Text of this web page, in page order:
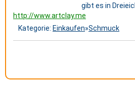
gibt es in
http://www.artclay.me
Kategorie: Einkaufen»Schmuck